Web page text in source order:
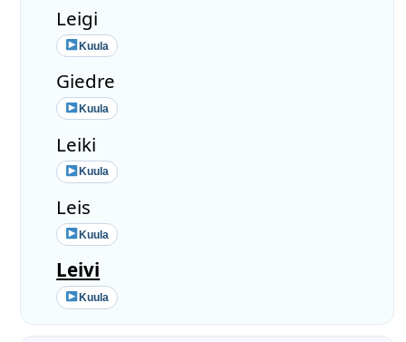
Leigi
Kuula
Giedre
Kuula
Leiki
Kuula
Leis
Kuula
Leivi
Kuula